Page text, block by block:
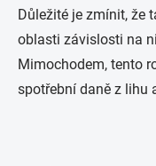
Důležité je zmínit, že
oblasti závislosti na
Mimochodem, tento
spotřební daně z lihu